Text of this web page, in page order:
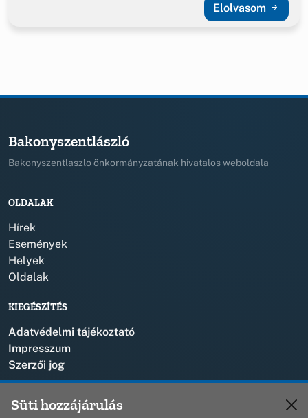
Elolvasom
Bakonyszentlászló
Bakonyszentlaszlo önkormányzatának hivatalos weboldala
OLDALAK
Hírek
Események
Helyek
Oldalak
KIEGÉSZÍTÉS
Adatvédelmi tájékoztató
Impresszum
Szerzői jog
Süti hozzájárulás